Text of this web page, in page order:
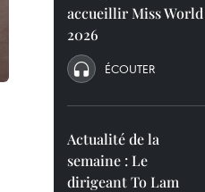
accueillir Miss World
2026
ÉCOUTER
Actualité de la
semaine : Le
dirigeant To Lam